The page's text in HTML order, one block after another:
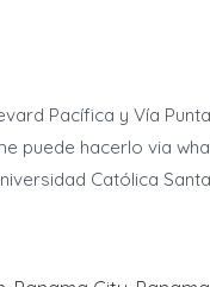
Pacífica y Vía
puede hacerlo via
Católica